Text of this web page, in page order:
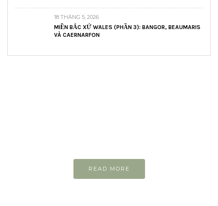
18 THÁNG 5, 2026
MIỀN BẮC XỨ WALES (PHẦN 3): BANGOR, BEAUMARIS
VÀ CAERNARFON
READ MORE